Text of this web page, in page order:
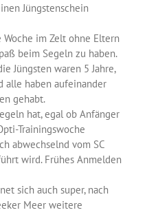
Jüngstenschein
im Zelt ohne Eltern
beim Segeln zu haben.
Jüngsten waren 5 Jahre,
alle haben aufeinander
gehabt.
hat, egal ob Anfänger
Trainingswoche
abwechselnd vom SC
wird. Frühes Anmelden
sich auch super, nach
Meer weitere